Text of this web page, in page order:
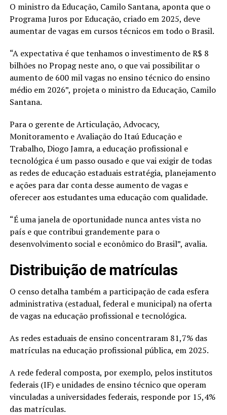
O ministro da Educação, Camilo Santana, aponta que o
Programa Juros por Educação, criado em 2025, deve
aumentar de vagas em cursos técnicos em todo o Brasil.
“A expectativa é que tenhamos o investimento de R$ 8
bilhões no Propag neste ano, o que vai possibilitar o
aumento de 600 mil vagas no ensino técnico do ensino
médio em 2026”, projeta o ministro da Educação, Camilo
Santana.
Para o gerente de Articulação, Advocacy,
Monitoramento e Avaliação do Itaú Educação e
Trabalho, Diogo Jamra, a educação profissional e
tecnológica é um passo ousado e que vai exigir de todas
as redes de educação estaduais estratégia, planejamento
e ações para dar conta desse aumento de vagas e
oferecer aos estudantes uma educação com qualidade.
“É uma janela de oportunidade nunca antes vista no
país e que contribui grandemente para o
desenvolvimento social e econômico do Brasil”, avalia.
Distribuição de matrículas
O censo detalha também a participação de cada esfera
administrativa (estadual, federal e municipal) na oferta
de vagas na educação profissional e tecnológica.
As redes estaduais de ensino concentraram 81,7% das
matrículas na educação profissional pública, em 2025.
A rede federal composta, por exemplo, pelos institutos
federais (IF) e unidades de ensino técnico que operam
vinculadas a universidades federais, responde por 15,4%
das matrículas.